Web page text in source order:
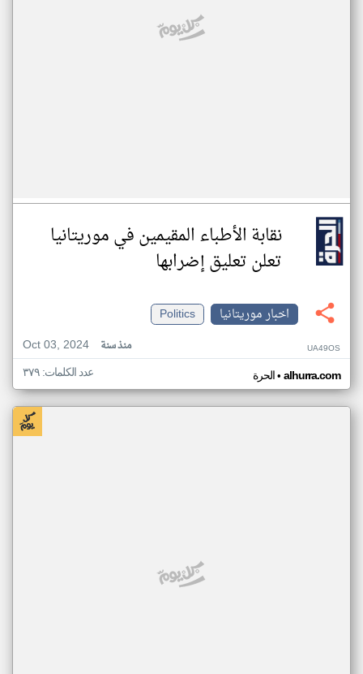
نقابة الأطباء المقيمين في موريتانيا
تعلن تعليق إضرابها
اخبار موريتانيا
Politics
Oct 03, 2024
منذ سنة UA49OS
الحرة• alhurra.com عدد الكلمات: ٣٧٩